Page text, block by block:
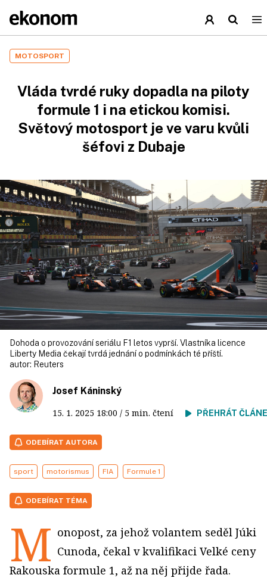
MOTOSPORT
Vláda tvrdé ruky dopadla na piloty
formule 1 i na etickou komisi.
Světový motosport je ve varu kvůli
šéfovi z Dubaje
Dohoda o provozování seriálu F1 letos vyprší. Vlastníka licence
Liberty Media čekají tvrdá jednání o podmínkách té příští.
autor: Reuters
Josef Káninský
15. 1. 2025 18:00 / 5 min. čtení PŘEHRÁT
ODEBÍRAT AUTORA
sport motorismus FIA Formule 1
ODEBÍRAT TÉMA
M onopost, za jehož volantem seděl Júki
Cunoda, čekal v kvalifikaci Velké ceny
Rakouska formule 1, až na něj přijde řada.